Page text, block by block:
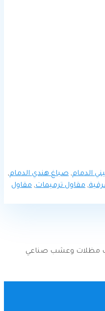
الدمام, صباغ هندي الدمام,
, مقاول ترميمات, مقاول
مظلات وعشب صناعي